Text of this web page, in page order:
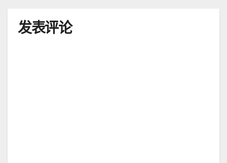
发表评论